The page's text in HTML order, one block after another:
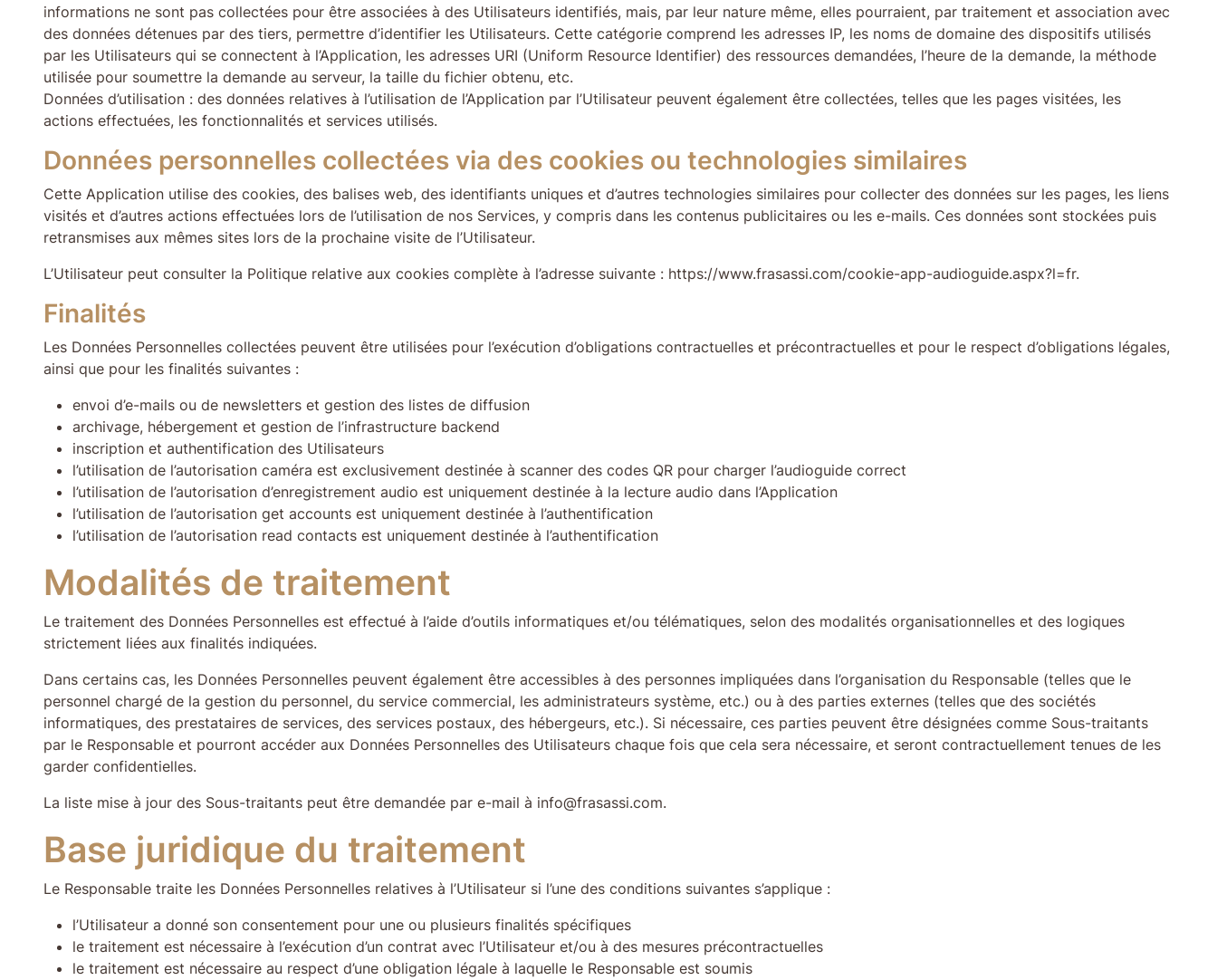
informations ne sont pas collectées pour être associées à des Utilisateurs identifiés, mais, par leur nature même, elles pourraient, par traitement et association avec
des données détenues par des tiers, permettre d’identifier les Utilisateurs. Cette catégorie comprend les adresses IP, les noms de domaine des dispositifs utilisés
par les Utilisateurs qui se connectent à l’Application, les adresses URI (Uniform Resource Identifier) des ressources demandées, l’heure de la demande, la méthode
utilisée pour soumettre la demande au serveur, la taille du fichier obtenu, etc.
Données d’utilisation : des données relatives à l’utilisation de l’Application par l’Utilisateur peuvent également être collectées, telles que les pages visitées, les
actions effectuées, les fonctionnalités et services utilisés.
Données personnelles collectées via des cookies ou technologies similaires
Cette Application utilise des cookies, des balises web, des identifiants uniques et d’autres technologies similaires pour collecter des données sur les pages, les liens
visités et d’autres actions effectuées lors de l’utilisation de nos Services, y compris dans les contenus publicitaires ou les e-mails. Ces données sont stockées puis
retransmises aux mêmes sites lors de la prochaine visite de l’Utilisateur.
L’Utilisateur peut consulter la Politique relative aux cookies complète à l’adresse suivante : https://www.frasassi.com/cookie-app-audioguide.aspx?l=fr.
Finalités
Les Données Personnelles collectées peuvent être utilisées pour l’exécution d’obligations contractuelles et précontractuelles et pour le respect d’obligations légales,
ainsi que pour les finalités suivantes :
envoi d’e-mails ou de newsletters et gestion des listes de diffusion
archivage, hébergement et gestion de l’infrastructure backend
inscription et authentification des Utilisateurs
l’utilisation de l’autorisation caméra est exclusivement destinée à scanner des codes QR pour charger l’audioguide correct
l’utilisation de l’autorisation d’enregistrement audio est uniquement destinée à la lecture audio dans l’Application
l’utilisation de l’autorisation get accounts est uniquement destinée à l’authentification
l’utilisation de l’autorisation read contacts est uniquement destinée à l’authentification
Modalités de traitement
Le traitement des Données Personnelles est effectué à l’aide d’outils informatiques et/ou télématiques, selon des modalités organisationnelles et des logiques
strictement liées aux finalités indiquées.
Dans certains cas, les Données Personnelles peuvent également être accessibles à des personnes impliquées dans l’organisation du Responsable (telles que le
personnel chargé de la gestion du personnel, du service commercial, les administrateurs système, etc.) ou à des parties externes (telles que des sociétés
informatiques, des prestataires de services, des services postaux, des hébergeurs, etc.). Si nécessaire, ces parties peuvent être désignées comme Sous-traitants
par le Responsable et pourront accéder aux Données Personnelles des Utilisateurs chaque fois que cela sera nécessaire, et seront contractuellement tenues de les
garder confidentielles.
La liste mise à jour des Sous-traitants peut être demandée par e-mail à info@frasassi.com.
Base juridique du traitement
Le Responsable traite les Données Personnelles relatives à l’Utilisateur si l’une des conditions suivantes s’applique :
l’Utilisateur a donné son consentement pour une ou plusieurs finalités spécifiques
le traitement est nécessaire à l’exécution d’un contrat avec l’Utilisateur et/ou à des mesures précontractuelles
le traitement est nécessaire au respect d’une obligation légale à laquelle le Responsable est soumis